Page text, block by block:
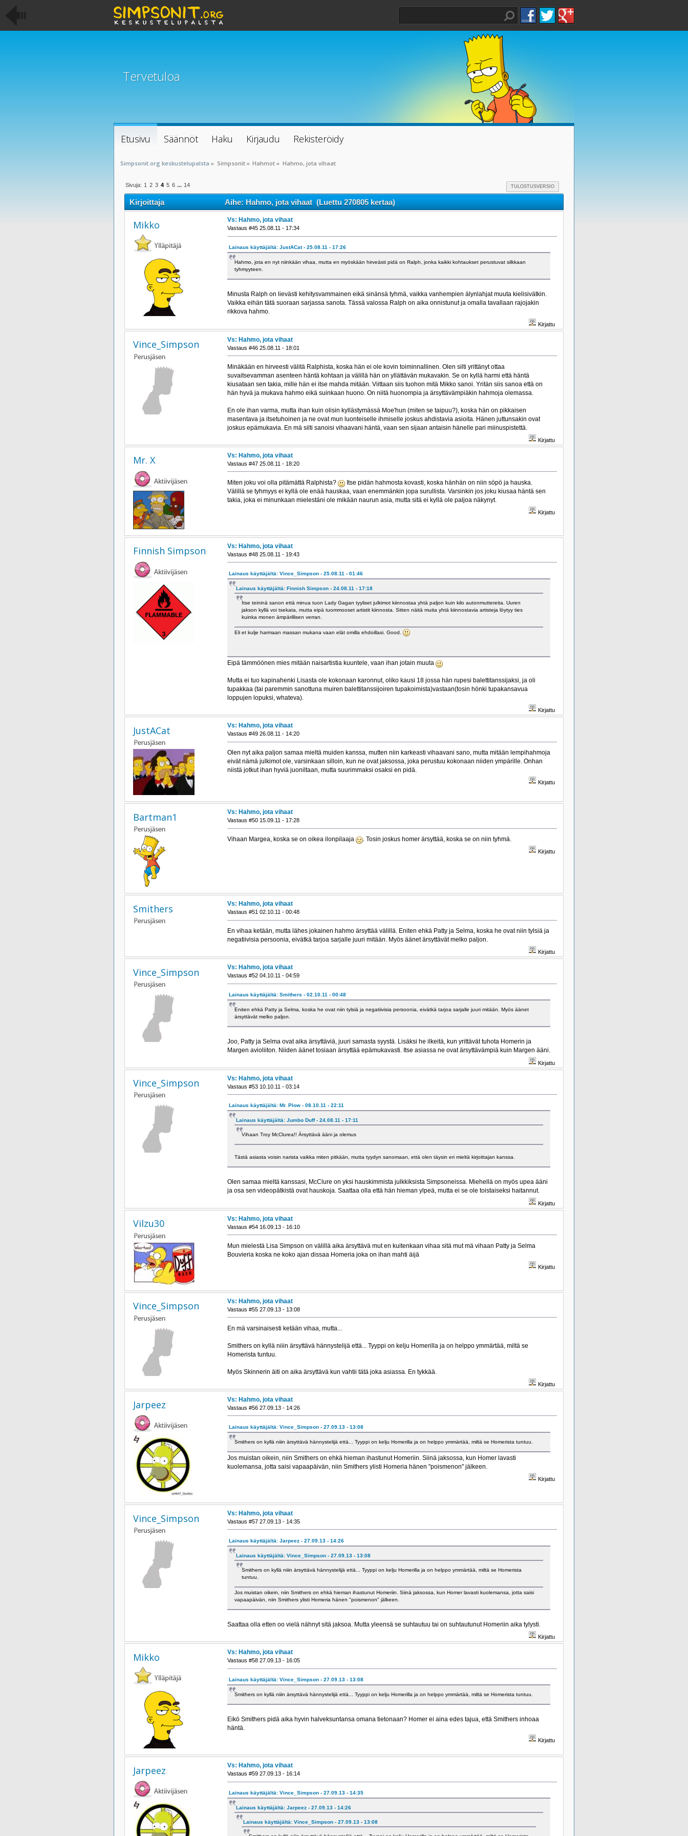
Tervetuloa
Etusivu Säännöt Haku Kirjaudu Rekisteröidy
Simpsonit.org keskustelupalsta » Simpsonit» Hahmot » Hahmo, jota vihaat
TULOSTUSVERSIO
Sivuja: 1 2 3 4 5 6 ... 14
Kirjoittaja Aihe: Hahmo, jota vihaat (Luettu 270805 kertaa)
Mikko Vs: Hahmo, jota vihaat
Vastaus #45 25.08.11 - 17:34
Lainaus käyttäjältä: JustACat - 25.08.11 - 17:26
Hahmo, jota en nyt niinkään vihaa, mutta en myöskään hirveästi pidä on Ralph, jonka kaikki kohtaukset perustuvat silkkaan
tyhmyyteen.
Minusta Ralph on lievästi kehitysvammainen eikä sinänsä tyhmä, vaikka vanhempien älynlahjat muuta kielisivätkin.
Vaikka eihän tätä suoraan sarjassa sanota. Tässä valossa Ralph on aika onnistunut ja omalla tavallaan rajojakin
rikkova hahmo.
Kirjattu
Vince_Simpson Vs: Hahmo, jota vihaat
Vastaus #46 25.08.11 - 18:01
Minäkään en hirveesti välitä Ralphista, koska hän ei ole kovin toiminnallinen. Olen silti yrittänyt ottaa
suvaitsevamman asenteen häntä kohtaan ja välillä hän on yllättävän mukavakin. Se on kyllä harmi että häntä
kiusataan sen takia, mille hän ei itse mahda mitään. Viittaan siis tuohon mitä Mikko sanoi. Yritän siis sanoa että on
hän hyvä ja mukava hahmo eikä suinkaan huono. On niitä huonompia ja ärsyttävämpiäkin hahmoja olemassa.
En ole ihan varma, mutta ihan kuin olisin kyllästymässä Moe'hun (miten se taipuu?), koska hän on pikkaisen
masentava ja itsetuhoinen ja ne ovat mun luonteiselle ihmiselle joskus ahdistavia asioita. Hänen juttunsakin ovat
joskus epämukavia. En mä silti sanoisi vihaavani häntä, vaan sen sijaan antaisin hänelle pari miinuspistettä.
Kirjattu
Mr. X Vs: Hahmo, jota vihaat
Vastaus #47 25.08.11 - 18:20
Miten joku voi olla pitämättä Ralphista?
Itse pidän hahmosta kovasti, koska hänhän on niin söpö ja hauska.
Välillä se tyhmyys ei kyllä ole enää hauskaa, vaan enemmänkin jopa surullista. Varsinkin jos joku kiusaa häntä sen
takia, joka ei minunkaan mielestäni ole mikään naurun asia, mutta sitä ei kyllä ole paljoa näkynyt.
Kirjattu
Finnish Simpson Vs: Hahmo, jota vihaat
Vastaus #48 25.08.11 - 19:43
Lainaus käyttäjältä: Vince_Simpson - 25.08.11 - 01:46
Lainaus käyttäjältä: Finnish Simpson - 24.08.11 - 17:18
Itse teininä sanon että minua tuon Lady Gagan tyyliset julkimot kiinnostaa yhtä paljon kuin kilo autonmuttereita. Uuren
jakson kyllä voi tsekata, mutta eipä tuommooset artistit kiinnosta. Sitten näitä muita yhtä kiinnostavia artisteja löytyy ties
kuinka monen ämpärillisen verran.
Eli et kulje harmaan massan mukana vaan elät omilla ehdoillasi. Good.
Eipä tämmöönen mies mitään naisartistia kuuntele, vaan ihan jotain muuta
Mutta ei tuo kapinahenki Lisasta ole kokonaan karonnut, oliko kausi 18 jossa hän rupesi balettitanssijaksi, ja oli
tupakkaa (tai paremmin sanottuna muiren balettitanssijoiren tupakoimista)vastaan(tosin hönki tupakansavua
loppujen lopuksi, whateva).
Kirjattu
JustACat Vs: Hahmo, jota vihaat
Vastaus #49 26.08.11 - 14:20
Olen nyt aika paljon samaa mieltä muiden kanssa, mutten niin karkeasti vihaavani sano, mutta mitään lempihahmoja
eivät nämä julkimot ole, varsinkaan silloin, kun ne ovat jaksossa, joka perustuu kokonaan niiden ympärille. Onhan
niistä jotkut ihan hyviä juoniltaan, mutta suurimmaksi osaksi en pidä.
Kirjattu
Bartman1 Vs: Hahmo, jota vihaat
Vastaus #50 15.09.11 - 17:28
Vihaan Margea, koska se on oikea ilonpilaaja . Tosin joskus homer ärsyttää, koska se on niin tyhmä.
Kirjattu
Smithers Vs: Hahmo, jota vihaat
Vastaus #51 02.10.11 - 00:48
En vihaa ketään, mutta lähes jokainen hahmo ärsyttää välillä. Eniten ehkä Patty ja Selma, koska he ovat niin tylsiä ja
negatiivisia persoonia, eivätkä tarjoa sarjalle juuri mitään. Myös äänet ärsyttävät melko paljon.
Kirjattu
Vince_Simpson Vs: Hahmo, jota vihaat
Vastaus #52 04.10.11 - 04:59
Lainaus käyttäjältä: Smithers - 02.10.11 - 00:48
Eniten ehkä Patty ja Selma, koska he ovat niin tylsiä ja negatiivisia persoonia, eivätkä tarjoa sarjalle juuri mitään. Myös äänet
ärsyttävät melko paljon.
Joo, Patty ja Selma ovat aika ärsyttäviä, juuri samasta syystä. Lisäksi he ilkeitä, kun yrittävät tuhota Homerin ja
Margen avioliiton. Niiden äänet tosiaan ärsyttää epämukavasti. Itse asiassa ne ovat ärsyttävämpiä kuin Margen ääni.
Kirjattu
Vince_Simpson Vs: Hahmo, jota vihaat
Vastaus #53 10.10.11 - 03:14
Lainaus käyttäjältä: Mr. Plow - 08.10.11 - 22:11
Lainaus käyttäjältä: Jumbo Duff - 24.08.11 - 17:11
Vihaan Troy McClurea!! Ärsyttävä ääni ja olemus
Tästä asiasta voisin narista vaikka miten pitkään, mutta tyydyn sanomaan, että olen täysin eri mieltä kirjoittajan kanssa.
Olen samaa mieltä kanssasi, McClure on yksi hauskimmista julkkiksista Simpsoneissa. Miehellä on myös upea ääni
ja osa sen videopätkistä ovat hauskoja. Saattaa olla että hän hieman ylpeä, mutta ei se ole toistaiseksi haitannut.
Kirjattu
Vilzu30 Vs: Hahmo, jota vihaat
Vastaus #54 16.09.13 - 16:10
Mun mielestä Lisa Simpson on välillä aika ärsyttävä mut en kuitenkaan vihaa sitä mut mä vihaan Patty ja Selma
Bouvieria koska ne koko ajan dissaa Homeria joka on ihan mahti äijä
Kirjattu
Vince_Simpson Vs: Hahmo, jota vihaat
Vastaus #55 27.09.13 - 13:08
En mä varsinaisesti ketään vihaa, mutta...
Smithers on kyllä niiin ärsyttävä hännystelijä että... Tyyppi on kelju Homerilla ja on helppo ymmärtää, miltä se
Homerista tuntuu.
Myös Skinnerin äiti on aika ärsyttävä kun vahtii tätä joka asiassa. En tykkää.
Kirjattu
Jarpeez Vs: Hahmo, jota vihaat
Vastaus #56 27.09.13 - 14:26
Lainaus käyttäjältä: Vince_Simpson - 27.09.13 - 13:08
Smithers on kyllä niiin ärsyttävä hännystelijä että... Tyyppi on kelju Homerilla ja on helppo ymmärtää, miltä se Homerista tuntuu.
Jos muistan oikein, niin Smithers on ehkä hieman ihastunut Homeriin. Siinä jaksossa, kun Homer lavasti
kuolemansa, jotta saisi vapaapäivän, niin Smithers ylisti Homeria hänen "poismenon" jälkeen.
Kirjattu
Vince_Simpson Vs: Hahmo, jota vihaat
Vastaus #57 27.09.13 - 14:35
Lainaus käyttäjältä: Jarpeez - 27.09.13 - 14:26
Lainaus käyttäjältä: Vince_Simpson - 27.09.13 - 13:08
Smithers on kyllä niiin ärsyttävä hännystelijä että... Tyyppi on kelju Homerilla ja on helppo ymmärtää, miltä se Homerista
tuntuu.
Jos muistan oikein, niin Smithers on ehkä hieman ihastunut Homeriin. Siinä jaksossa, kun Homer lavasti kuolemansa, jotta saisi
vapaapäivän, niin Smithers ylisti Homeria hänen "poismenon" jälkeen.
Saattaa olla etten oo vielä nähnyt sitä jaksoa. Mutta yleensä se suhtautuu tai on suhtautunut Homeriin aika tylysti.
Kirjattu
Mikko Vs: Hahmo, jota vihaat
Vastaus #58 27.09.13 - 16:05
Lainaus käyttäjältä: Vince_Simpson - 27.09.13 - 13:08
Smithers on kyllä niiin ärsyttävä hännystelijä että... Tyyppi on kelju Homerilla ja on helppo ymmärtää, miltä se Homerista tuntuu.
Eikö Smithers pidä aika hyvin halveksuntansa omana tietonaan? Homer ei aina edes tajua, että Smithers inhoaa
häntä.
Kirjattu
Jarpeez Vs: Hahmo, jota vihaat
Vastaus #59 27.09.13 - 16:14
Lainaus käyttäjältä: Vince_Simpson - 27.09.13 - 14:35
Lainaus käyttäjältä: Jarpeez - 27.09.13 - 14:26
Lainaus käyttäjältä: Vince_Simpson - 27.09.13 - 13:08